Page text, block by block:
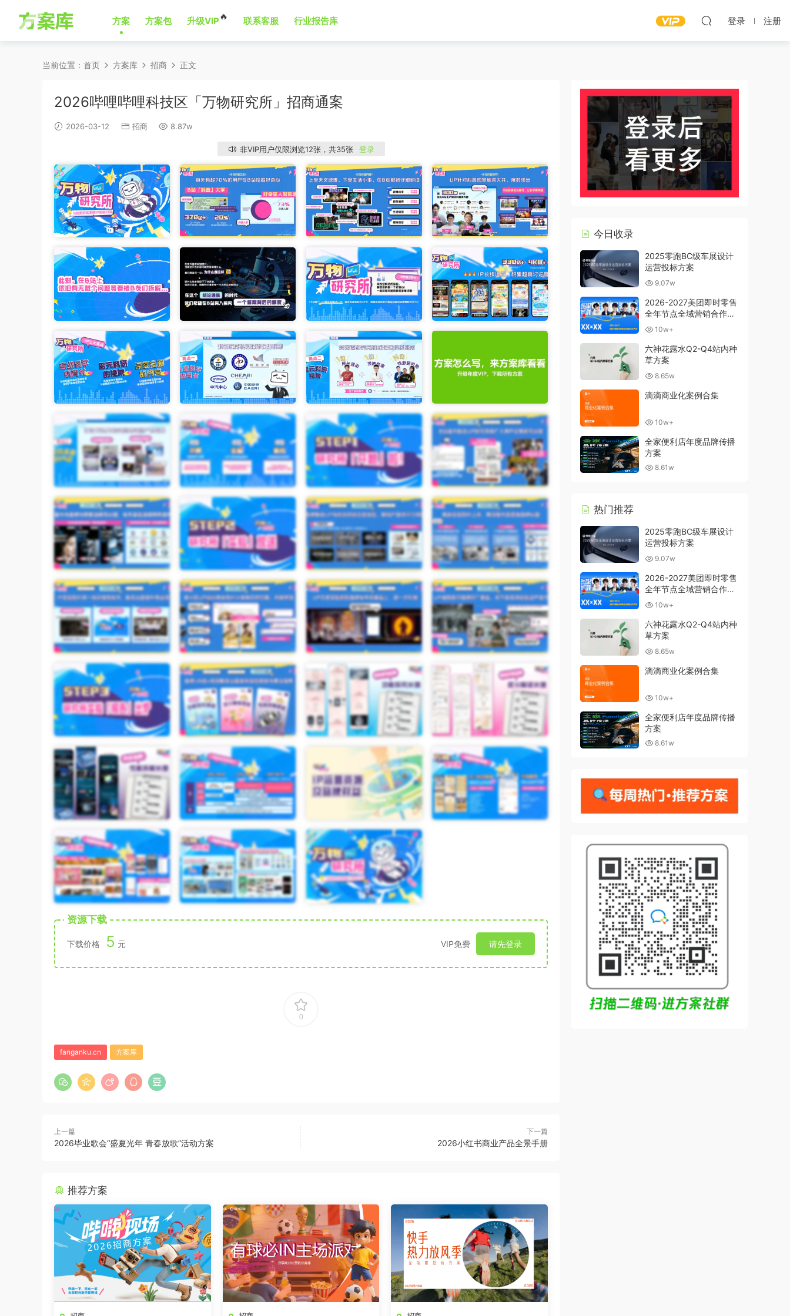
方案 方案包 升级VIP🔥 联系客服 行业报告库 登录 注册
当前位置： 首页 方案库 招商 正文
2026哔哩哔哩科技区「万物研究所」招商通案
2026-03-12 招商 8.87w
非VIP用户仅限浏览12张，共35张 登录
资源下载
下载价格 5 元 VIP免费 请先登录
0
fanganku.cn 方案库
上一篇
2026毕业歌会“盛夏光年 青春放歌”活动方案
下一篇
2026小红书商业产品全景手册
推荐方案
今日收录
2025零跑BC级车展设计
运营投标方案
9.07w
2026-2027美团即时零售
全年节点全域营销合作方
案 10w+
六神花露水Q2-Q4站内种
草方案
8.65w
滴滴商业化案例合集
10w+
全家便利店年度品牌传播
方案
8.61w
热门推荐
2025零跑BC级车展设计
运营投标方案
9.07w
2026-2027美团即时零售
全年节点全域营销合作方
案 10w+
六神花露水Q2-Q4站内种
草方案
8.65w
滴滴商业化案例合集
10w+
全家便利店年度品牌传播
方案
8.61w